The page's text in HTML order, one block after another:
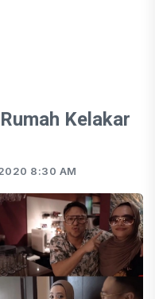
Kelakar
8:30 AM